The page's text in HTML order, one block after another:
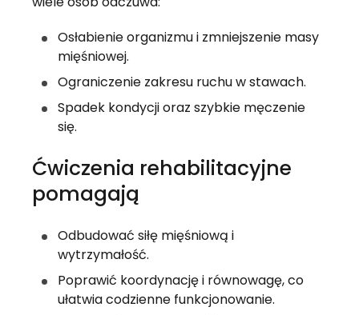
Osłabienie organizmu i zmniejszenie masy
mięśniowej.
Ograniczenie zakresu ruchu w stawach.
Spadek kondycji oraz szybkie męczenie
się.
Ćwiczenia rehabilitacyjne
pomagają
Odbudować siłę mięśniową i
wytrzymałość.
Poprawić koordynację i równowagę, co
ułatwia codzienne funkcjonowanie.